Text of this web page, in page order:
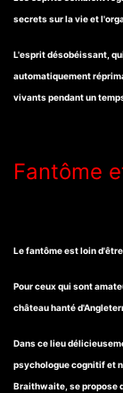
secrets sur la vie et
L'esprit désobéissant,
automatiquement
vivants pendant un
Fantôme
Le fantôme est loin
Pour ceux qui sont
château hanté
Dans ce lieu
psychologue cognitif et
Braithwaite, se propose